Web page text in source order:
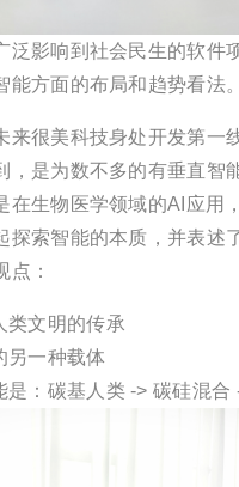
泛影响到社会民生的软件
能方面的布局和趋势看法。
来很美科技身处开发第一
，是为数不多的有垂直智
在生物医学领域的AI应用
探索智能的本质，并表述
点：
类文明的传承
另一种载体
是：碳基人类 -> 碳硅混合